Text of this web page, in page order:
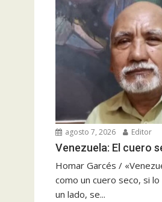
agosto 7, 2026 Editor
Venezuela: El cuero
Homar Garcés /
como un cuero seco, si
un lado, se...